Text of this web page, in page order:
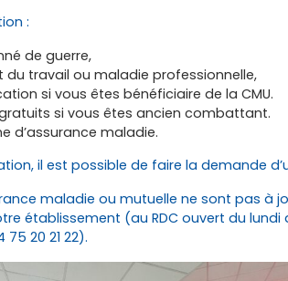
:
de guerre,
du travail ou maladie professionnelle,
si vous êtes bénéficiaire de la CMU.
si vous êtes ancien combattant.
d’assurance maladie.
il est possible de faire la demande
maladie ou mutuelle ne sont pas à
établissement (au RDC ouvert du lundi
75 20 21 22).